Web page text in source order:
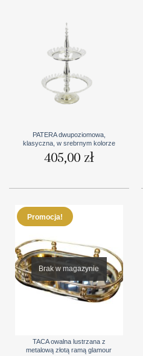
PATERA dwupoziomowa,
klasyczna, w srebrnym kolorze
405,00 zł
Promocja!
Brak w magazynie
TACA owalna lustrzana z
metalową złotą ramą glamour